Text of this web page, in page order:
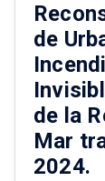
de
de la
Mar
2024.